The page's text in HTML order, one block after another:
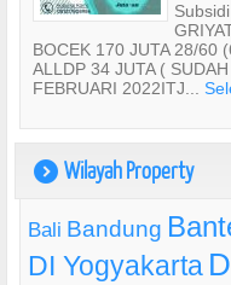
BOCEK 170 JUTA 28/60
ALLDP 34 JUTA (
FEBRUARI 2022ITJ...
) Wilayah Property
Bali Bandung
DI Yogyakarta